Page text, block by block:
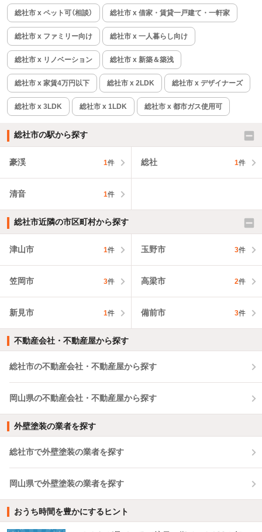
総社市 x ペット可（相談） 総社市 x 借家・賃貸一戸建て・一軒家
総社市 x ファミリー向け 総社市 x 一人暮らし向け
総社市 x リノベーション 総社市 x 新築＆築浅
総社市 x 家賃4万円以下 総社市 x 2LDK 総社市 x デザイナーズ
総社市 x 3LDK 総社市 x 1LDK 総社市 x 都市ガス使用可
総社市の駅から探す
豪渓 1件 総社 1件
清音 1件
総社市近隣の市区町村から探す
津山市 1件 玉野市 3件
笠岡市 3件 高梁市 2件
新見市 1件 備前市 3件
不動産会社・不動産屋から探す
総社市の不動産会社・不動産屋から探す
岡山県の不動産会社・不動産屋から探す
外壁塗装の業者を探す
総社市で外壁塗装の業者を探す
岡山県で外壁塗装の業者を探す
おうち時間を豊かにするヒント